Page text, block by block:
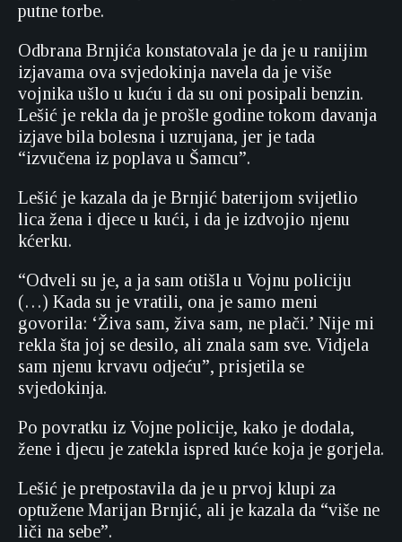
putne torbe.
Odbrana Brnjića konstatovala je da je u ranijim
izjavama ova svjedokinja navela da je više
vojnika ušlo u kuću i da su oni posipali benzin.
Lešić je rekla da je prošle godine tokom davanja
izjave bila bolesna i uzrujana, jer je tada
“izvučena iz poplava u Šamcu”.
Lešić je kazala da je Brnjić baterijom svijetlio
lica žena i djece u kući, i da je izdvojio njenu
kćerku.
“Odveli su je, a ja sam otišla u Vojnu policiju
(…) Kada su je vratili, ona je samo meni
govorila: ‘Živa sam, živa sam, ne plači.’ Nije mi
rekla šta joj se desilo, ali znala sam sve. Vidjela
sam njenu krvavu odjeću”, prisjetila se
svjedokinja.
Po povratku iz Vojne policije, kako je dodala,
žene i djecu je zatekla ispred kuće koja je gorjela.
Lešić je pretpostavila da je u prvoj klupi za
optužene Marijan Brnjić, ali je kazala da “više ne
liči na sebe”.